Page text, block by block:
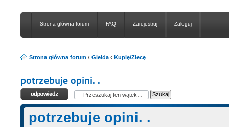
Strona główna forum FAQ Zarejestruj Zaloguj
Strona główna forum ‹ Giełda ‹ Kupię/Zlecę
potrzebuje opini. .
Odpowiedz
potrzebuje opini. .